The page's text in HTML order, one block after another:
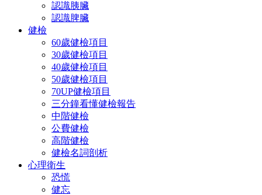
認識胰臟
認識脾臟
健檢
60歲健檢項目
30歲健檢項目
40歲健檢項目
50歲健檢項目
70UP健檢項目
三分鐘看懂健檢報告
中階健檢
公費健檢
高階健檢
健檢名詞剖析
心理衛生
恐慌
健忘